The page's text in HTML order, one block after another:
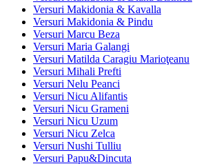
Versuri Makidonia & Kavalla
Versuri Makidonia & Pindu
Versuri Marcu Beza
Versuri Maria Galangi
Versuri Matilda Caragiu Marioţeanu
Versuri Mihali Prefti
Versuri Nelu Peanci
Versuri Nicu Alifantis
Versuri Nicu Grameni
Versuri Nicu Uzum
Versuri Nicu Zelca
Versuri Nushi Tulliu
Versuri Papu&Dincuta